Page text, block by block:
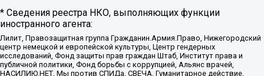
* Сведения реестра НКО, выполняющих функции
иностранного агента:
Лилит, Правозащитная группа Гражданин.Армия.Право, Нижегородский
центр немецкой и европейской культуры, Центр гендерных
исследований, Фонд защиты прав граждан Штаб, Институт права и
публичной политики, Фонд борьбы с коррупцией, Альянс врачей,
НАСИЛИЮ.НЕТ, Мы против СПИДа, СВЕЧА, Гуманитарное действие,